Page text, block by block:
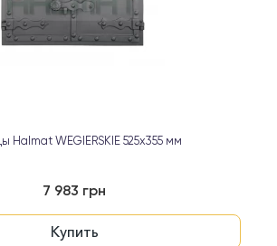
Halmat WEGIERSKIE 525x355 мм
7 983 грн
Купить